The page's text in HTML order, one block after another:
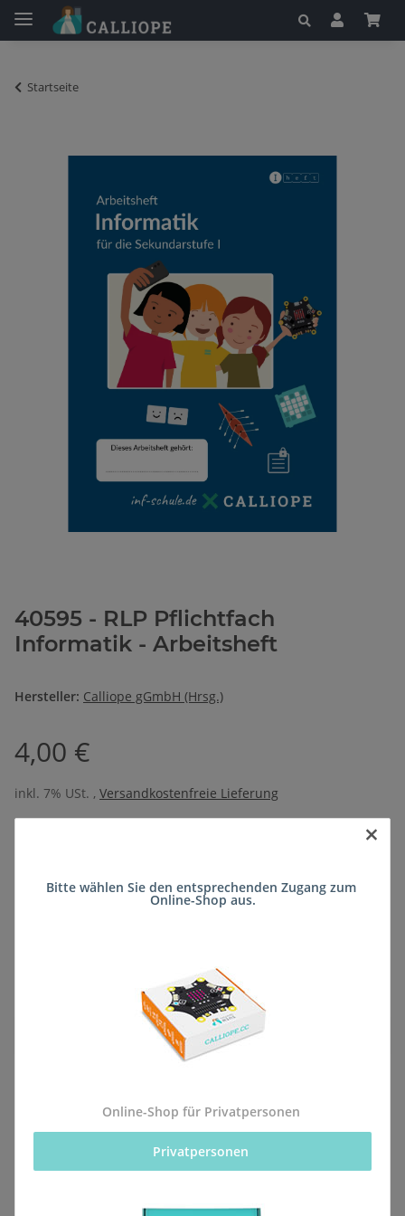
Startseite
40595 - RLP Pflichtfach
Informatik - Arbeitsheft
Hersteller: Calliope gGmbH (Hrsg.)
4,00 €
inkl. 7% USt. , Versandkostenfreie Lieferung
Lieferzeit:ca. 5 Wochen(DE - kein
Beschreibung
Alle Bestellungen für dieses Produkt werden direkt an
die Schule (Kaiser-Lothar-Realschule plus Prüm)
×
Bitte wählen Sie den entsprechenden Zugang zum
Online-Shop aus.
Online-Shop für Privatpersonen
Privatpersonen